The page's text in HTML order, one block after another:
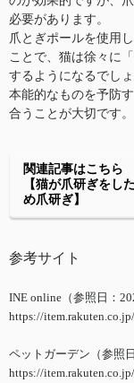
必要があります。
爪とぎポールを使用
ことで、猫は徐々に
するようになるでしょ
本能的なものを予防
合うことが大切です。
関連記事はこちら
【猫が爪研ぎをし
め爪研ぎ】
参考サイト
INE online（参照日：
https://
ペットガーデン（参照
https://